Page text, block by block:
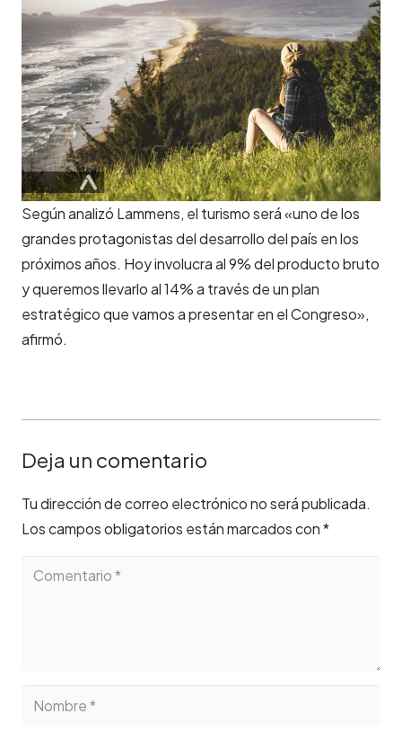
Según analizó Lammens, el turismo será «uno de los
grandes protagonistas del desarrollo del país en los
próximos años. Hoy involucra al 9% del producto bruto
y queremos llevarlo al 14% a través de un plan
estratégico que vamos a presentar en el Congreso»,
afirmó.
Deja un comentario
Tu dirección de correo electrónico no será publicada.
Los campos obligatorios están marcados con*